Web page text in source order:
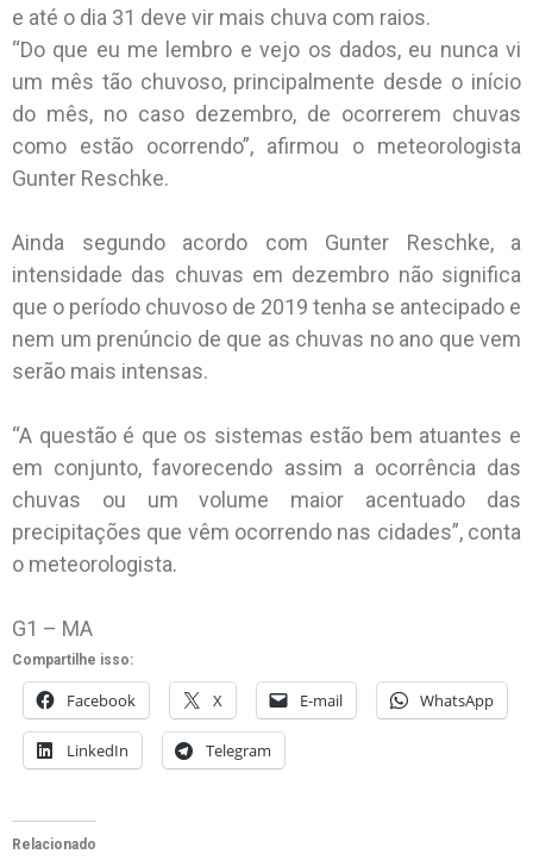
e até o dia 31 deve vir mais chuva com raios.
“Do que eu me lembro e vejo os dados, eu nunca vi
um mês tão chuvoso, principalmente desde o início
do mês, no caso dezembro, de ocorrerem chuvas
como estão ocorrendo”, afirmou o meteorologista
Gunter Reschke.
Ainda segundo acordo com Gunter Reschke, a
intensidade das chuvas em dezembro não significa
que o período chuvoso de 2019 tenha se antecipado e
nem um prenúncio de que as chuvas no ano que vem
serão mais intensas.
“A questão é que os sistemas estão bem atuantes e
em conjunto, favorecendo assim a ocorrência das
chuvas ou um volume maior acentuado das
precipitações que vêm ocorrendo nas cidades”, conta
o meteorologista.
G1 – MA
Compartilhe isso:
Facebook X E-mail WhatsApp
LinkedIn Telegram
Relacionado